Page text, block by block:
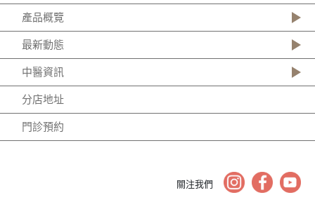
產品概覽
最新動態
中醫資訊
分店地址
門診預約
關注我們